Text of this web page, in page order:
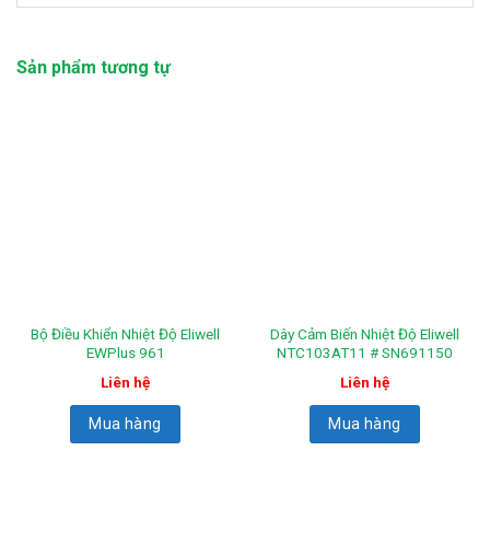
Sản phẩm tương tự
Bộ Điều Khiển Nhiệt Độ Eliwell
EWPlus 961
Liên hệ
Mua hàng
Dây Cảm Biến Nhiệt Độ Eliwell
NTC103AT11 # SN691150
Liên hệ
Mua hàng